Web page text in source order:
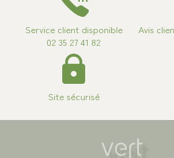
Service client disponible
02 35 27 41 82
Avis
Site sécurisé